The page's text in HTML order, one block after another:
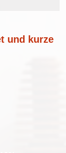
und kurze